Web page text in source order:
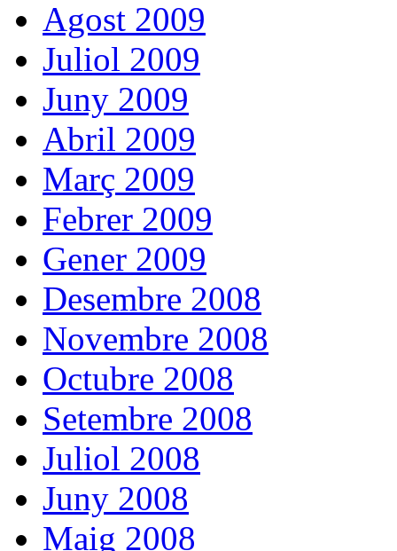
Agost 2009
Juliol 2009
Juny 2009
Abril 2009
Març 2009
Febrer 2009
Gener 2009
Desembre 2008
Novembre 2008
Octubre 2008
Setembre 2008
Juliol 2008
Juny 2008
Maig 2008